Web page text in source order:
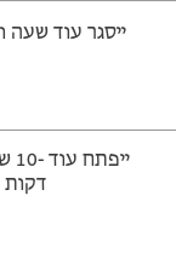
ייסגר עוד שעה ‫ו-20 דקות
דקות